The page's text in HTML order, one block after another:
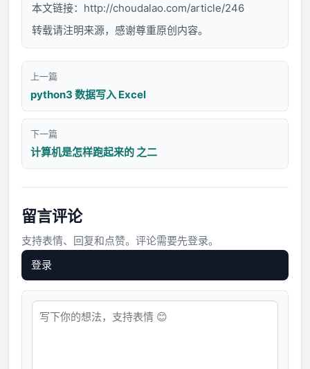
本文链接： http://choudalao.com/article/246
转载请注明来源，感谢尊重原创内容。
上一篇
python3 数据写入 Excel
下一篇
计算机是怎样跑起来的 之二
留言评论
支持表情、回复和点赞。评论需要先登录。
登录